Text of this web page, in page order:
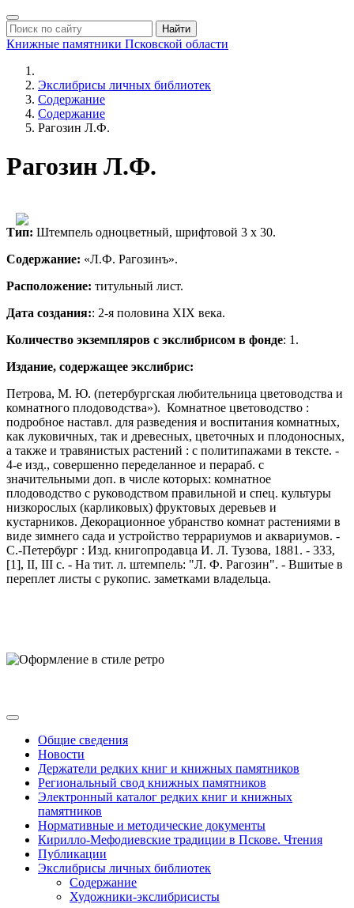
Найти
Книжные памятники Псковской области
Экслибрисы личных библиотек
Содержание
Содержание
Рагозин Л.Ф.
Рагозин Л.Ф.
Тип: Штемпель одноцветный, шрифтовой 3 х 30.
Содержание: «Л.Ф. Рагозинъ».
Расположение: титульный лист.
Дата создания:: 2-я половина ХIХ века.
Количество экземпляров с экслибрисом в фонде: 1.
Издание, содержащее экслибрис:
Петрова, М. Ю. (петербургская любительница цветоводства и
комнатного плодоводства»). Комнатное цветоводство :
подробное наставл. для разведения и воспитания комнатных,
как луковичных, так и древесных, цветочных и плодоносных,
а также и травянистых растений : с политипажами в тексте. -
4-е изд., совершенно переделанное и перараб. с
значительными доп. в числе которых: комнатное
плодоводство с руководством правильной и спец. культуры
низкорослых (карликовых) фруктовых деревьев и
кустарников. Декорационное убранство комнат растениями в
виде зимнего сада и устройство террариумов и аквариумов. -
С.-Петербург : Изд. книгопродавца И. Л. Тузова, 1881. - 333,
[1], II, III с. - На тит. л. штемпель: "Л. Ф. Рагозин". - Вшитые в
переплет листы с рукопис. заметками владельца.
Общие сведения
Новости
Держатели редких книг и книжных памятников
Региональный свод книжных памятников
Электронный каталог редких книг и книжных
памятников
Нормативные и методические документы
Кирилло-Мефодиевские традиции в Пскове. Чтения
Публикации
Экслибрисы личных библиотек
Содержание
Художники-экслибрисисты